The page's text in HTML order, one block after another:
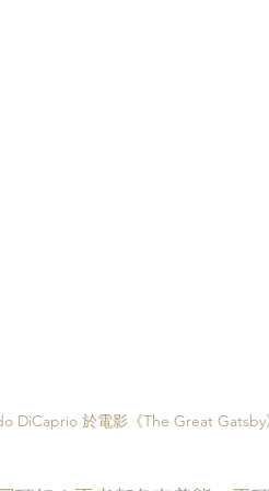
DiCaprio 於電影《The Great